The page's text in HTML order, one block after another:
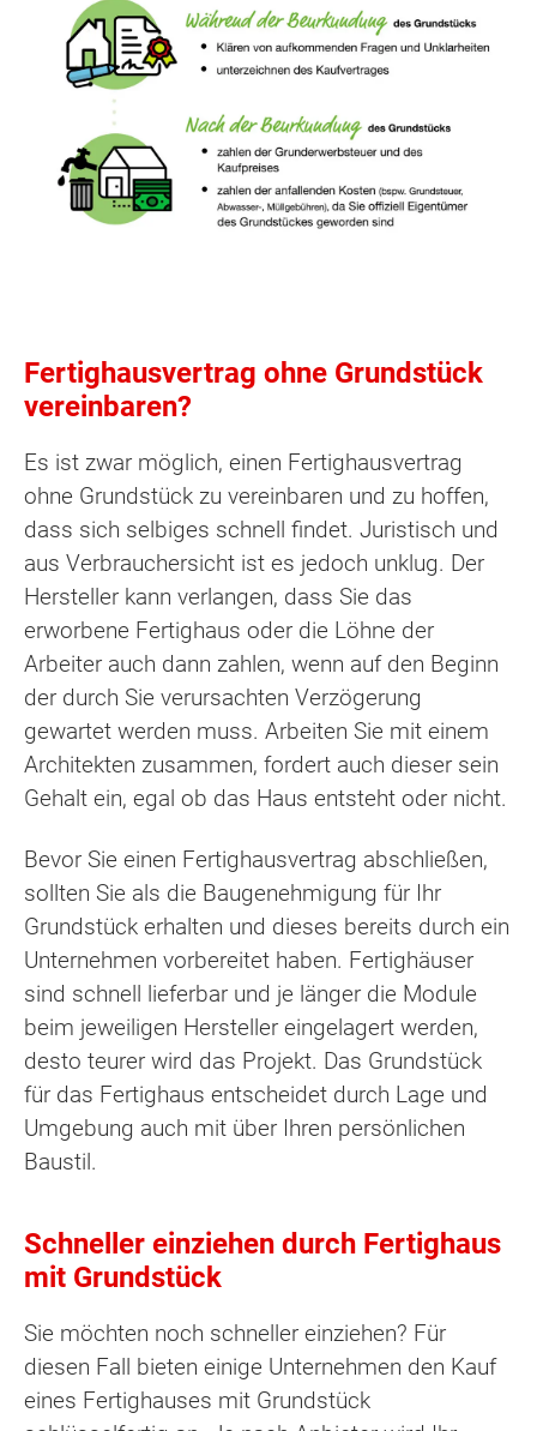
Fertighausvertrag ohne Grundstück
vereinbaren?
Es ist zwar möglich, einen Fertighausvertrag
ohne Grundstück zu vereinbaren und zu hoffen,
dass sich selbiges schnell findet. Juristisch und
aus Verbrauchersicht ist es jedoch unklug. Der
Hersteller kann verlangen, dass Sie das
erworbene Fertighaus oder die Löhne der
Arbeiter auch dann zahlen, wenn auf den Beginn
der durch Sie verursachten Verzögerung
gewartet werden muss. Arbeiten Sie mit einem
Architekten zusammen, fordert auch dieser sein
Gehalt ein, egal ob das Haus entsteht oder nicht.
Bevor Sie einen Fertighausvertrag abschließen,
sollten Sie als die Baugenehmigung für Ihr
Grundstück erhalten und dieses bereits durch ein
Unternehmen vorbereitet haben. Fertighäuser
sind schnell lieferbar und je länger die Module
beim jeweiligen Hersteller eingelagert werden,
desto teurer wird das Projekt. Das Grundstück
für das Fertighaus entscheidet durch Lage und
Umgebung auch mit über Ihren persönlichen
Baustil.
Schneller einziehen durch Fertighaus
mit Grundstück
Sie möchten noch schneller einziehen? Für
diesen Fall bieten einige Unternehmen den Kauf
eines Fertighauses mit Grundstück